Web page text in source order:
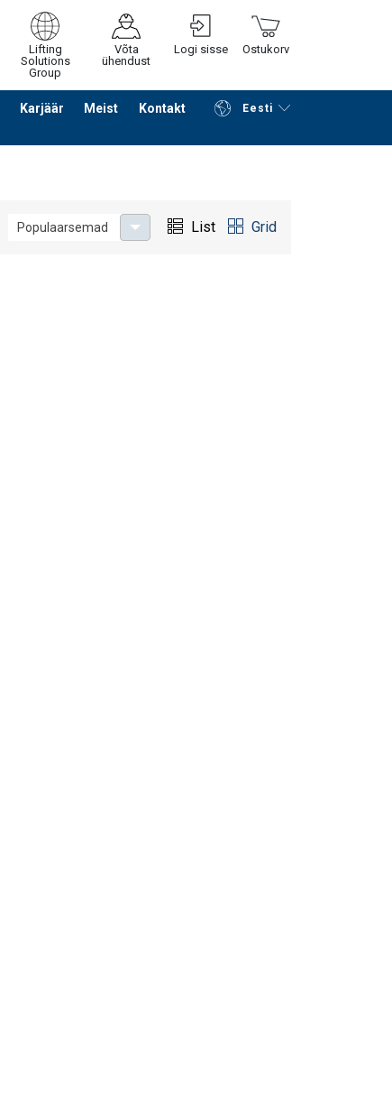
Lifting
Solutions
Group
Võta
ühendust
Logi sisse Ostukorv
Karjäär Meist Kontakt Eesti
Jätka ostlemist Edasi ostukorvi
Populaarsemad List Grid